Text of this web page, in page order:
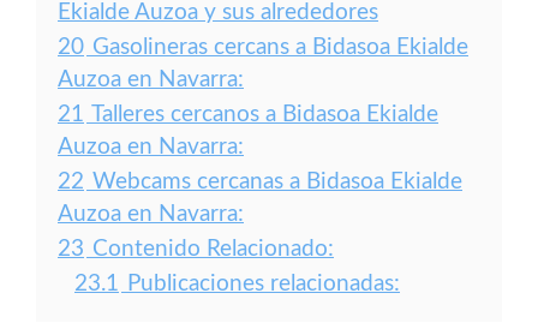
Ekialde Auzoa y sus alrededores
20 Gasolineras cercans a Bidasoa Ekialde
Auzoa en Navarra:
21 Talleres cercanos a Bidasoa Ekialde
Auzoa en Navarra:
22 Webcams cercanas a Bidasoa Ekialde
Auzoa en Navarra:
23 Contenido Relacionado:
23.1 Publicaciones relacionadas: